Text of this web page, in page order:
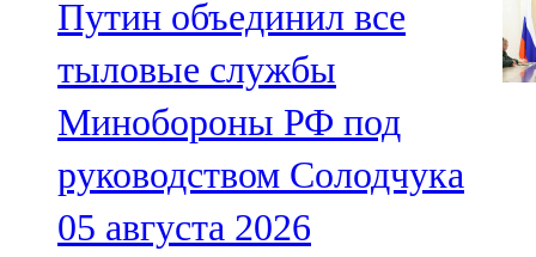
Путин объединил все
тыловые службы
Минобороны РФ под
руководством Солодчука
05 августа 2026